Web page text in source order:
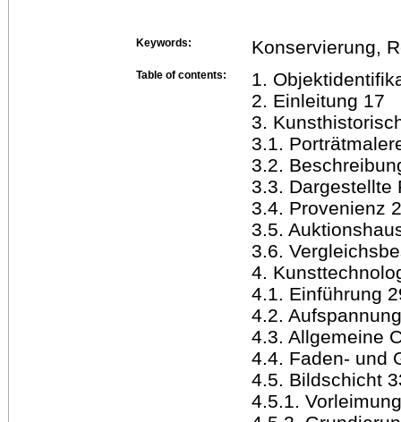
Keywords: Konservierung,
Table of contents:
1.
2. Einleitung 17
3.
3.1.
3.2.
3.3. Dargestellte
3.4. Provenienz
3.5.
3.6.
4.
4.1. Einführung
4.2.
4.3. Allgemeine
4.4. Faden- und
4.5. Bildschicht
4.5.1.